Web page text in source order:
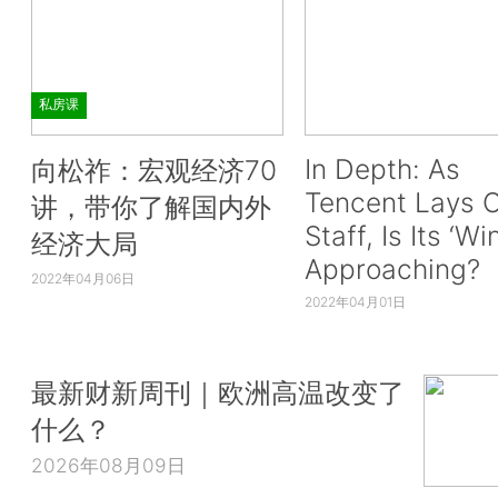
私房课
向松祚：宏观经济70
讲，带你了解国内外
经济大局
2022年04月06日
In Depth: As
Tencent Lays
Staff, Is Its
Approaching?
2022年04月01日
最新财新周刊｜欧洲高温改变了
什么？
2026年08月09日